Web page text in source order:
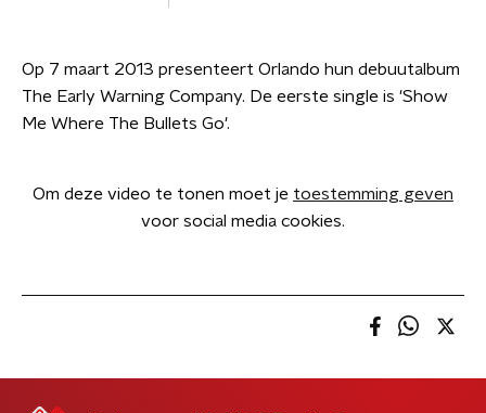
Op 7 maart 2013 presenteert Orlando hun debuutalbum
The Early Warning Company. De eerste single is 'Show
Me Where The Bullets Go'.
Om deze video te tonen moet je toestemming geven
voor social media cookies.